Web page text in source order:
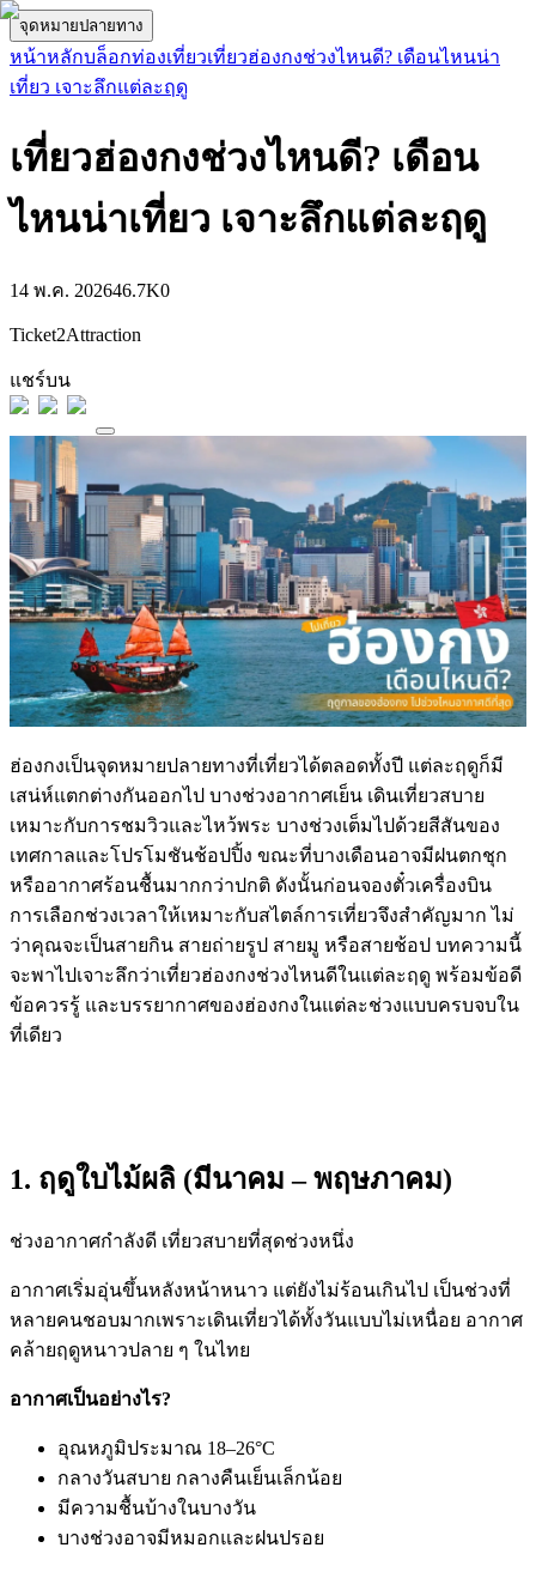
จุดหมายปลายทาง
หน้าหลักบล็อกท่องเที่ยวเที่ยวฮ่องกงช่วงไหนดี? เดือนไหนน่า
เที่ยว เจาะลึกแต่ละฤดู
เที่ยวฮ่องกงช่วงไหนดี? เดือน
ไหนน่าเที่ยว เจาะลึกแต่ละฤดู
14 พ.ค. 202646.7K0
Ticket2Attraction
แชร์บน
ฮ่องกงเป็นจุดหมายปลายทางที่เที่ยวได้ตลอดทั้งปี แต่ละฤดูก็มี
เสน่ห์แตกต่างกันออกไป บางช่วงอากาศเย็น เดินเที่ยวสบาย
เหมาะกับการชมวิวและไหว้พระ บางช่วงเต็มไปด้วยสีสันของ
เทศกาลและโปรโมชันช้อปปิ้ง ขณะที่บางเดือนอาจมีฝนตกชุก
หรืออากาศร้อนชื้นมากกว่าปกติ ดังนั้นก่อนจองตั๋วเครื่องบิน
การเลือกช่วงเวลาให้เหมาะกับสไตล์การเที่ยวจึงสำคัญมาก ไม่
ว่าคุณจะเป็นสายกิน สายถ่ายรูป สายมู หรือสายช้อป บทความนี้
จะพาไปเจาะลึกว่าเที่ยวฮ่องกงช่วงไหนดีในแต่ละฤดู พร้อมข้อดี
ข้อควรรู้ และบรรยากาศของฮ่องกงในแต่ละช่วงแบบครบจบใน
ที่เดียว
1. ฤดูใบไม้ผลิ (มีนาคม – พฤษภาคม)
ช่วงอากาศกำลังดี เที่ยวสบายที่สุดช่วงหนึ่ง
อากาศเริ่มอุ่นขึ้นหลังหน้าหนาว แต่ยังไม่ร้อนเกินไป เป็นช่วงที่
หลายคนชอบมากเพราะเดินเที่ยวได้ทั้งวันแบบไม่เหนื่อย อากาศ
คล้ายฤดูหนาวปลาย ๆ ในไทย
อากาศเป็นอย่างไร?
อุณหภูมิประมาณ 18–26°C
กลางวันสบาย กลางคืนเย็นเล็กน้อย
มีความชื้นบ้างในบางวัน
บางช่วงอาจมีหมอกและฝนปรอย